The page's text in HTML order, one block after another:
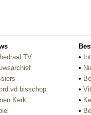
TV
vd bisschop
Kerk
•
•
•
•
•
•